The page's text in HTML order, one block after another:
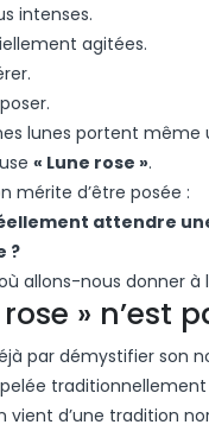
intenses.
agitées.
lunes portent
« Lune rose ».
mérite d’être posée :
attendre
?
allons-nous donner
rose » n’est
par démystifier son
vient d’une tradition